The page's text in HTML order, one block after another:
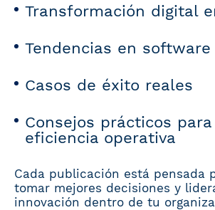
Transformación digital
Tendencias en software
Casos de éxito reales
Consejos prácticos
eficiencia operativa
Cada publicación está pensada
tomar mejores decisiones y
innovación dentro de tu